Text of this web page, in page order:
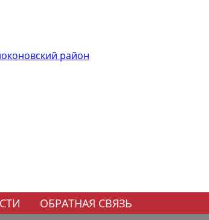
район
ОБРАТНАЯ СВЯЗЬ